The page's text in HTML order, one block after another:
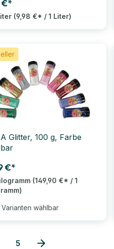
€*
(9,98 €* / 1 Liter)
Glitter, 100 g, Farbe
€*
(149,90 €* / 1
Varianten wählbar
5